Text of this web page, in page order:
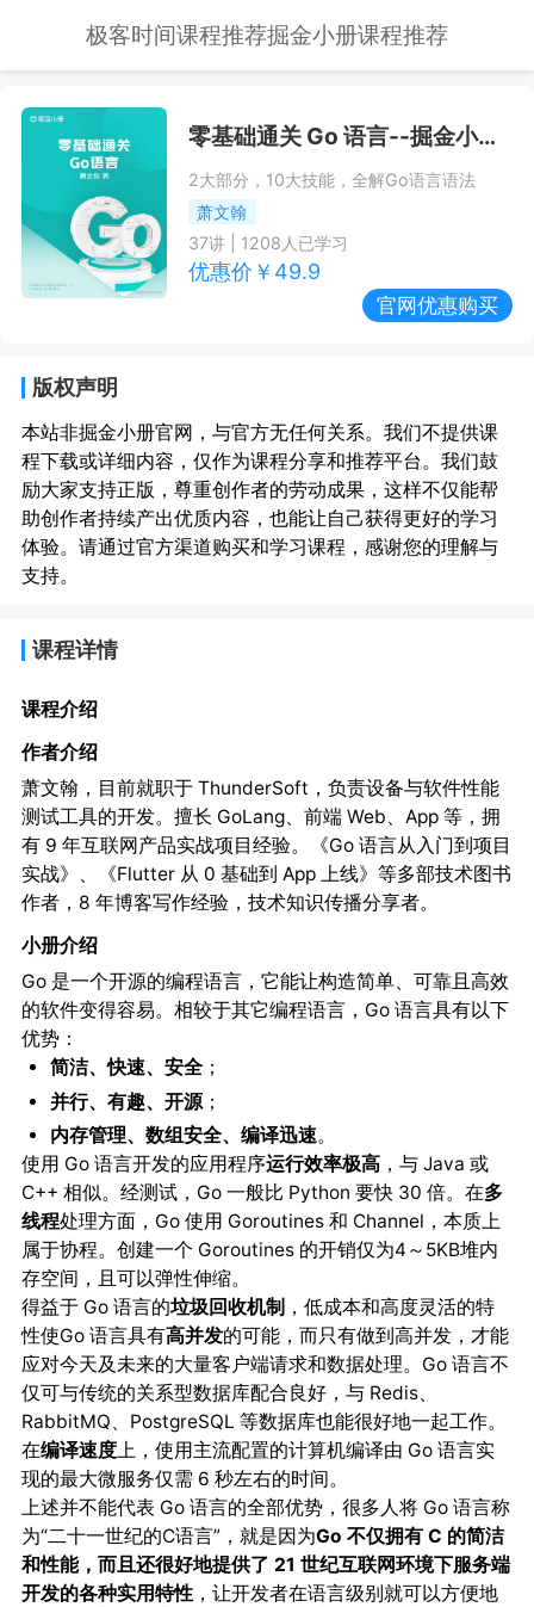
极客时间课程推荐掘金小册课程推荐
零基础通关 Go 语言--掘金小册课程推荐/优惠
2大部分，10大技能，全解Go语言语法
萧文翰
37讲 | 1208 人已学习
优惠价￥ 49.9
官网优惠购买
版权声明
本站非掘金小册官网，与官方无任何关系。我们不提供课
程下载或详细内容，仅作为课程分享和推荐平台。我们鼓
励大家支持正版，尊重创作者的劳动成果，这样不仅能帮
助创作者持续产出优质内容，也能让自己获得更好的学习
体验。请通过官方渠道购买和学习课程，感谢您的理解与
支持。
课程详情
课程介绍
作者介绍
萧文翰，目前就职于 ThunderSoft，负责设备与软件性能
测试工具的开发。擅长 GoLang、前端 Web、App 等，拥
有 9 年互联网产品实战项目经验。《Go 语言从入门到项目
实战》、《Flutter 从 0 基础到 App 上线》等多部技术图书
作者，8 年博客写作经验，技术知识传播分享者。
小册介绍
Go 是一个开源的编程语言，它能让构造简单、可靠且高效
的软件变得容易。相较于其它编程语言，Go 语言具有以下
优势：
简洁、快速、安全；
并行、有趣、开源；
内存管理、数组安全、编译迅速。
使用 Go 语言开发的应用程序运行效率极高，与 Java 或
C++ 相似。经测试，Go 一般比 Python 要快 30 倍。在多
线程处理方面，Go 使用 Goroutines 和 Channel，本质上
属于协程。创建一个 Goroutines 的开销仅为4～5KB堆内
存空间，且可以弹性伸缩。
得益于 Go 语言的垃圾回收机制 ，低成本和高度灵活的特
性使Go 语言具有高并发的可能，而只有做到高并发，才能
应对今天及未来的大量客户端请求和数据处理。Go 语言不
仅可与传统的关系型数据库配合良好，与 Redis、
RabbitMQ、PostgreSQL 等数据库也能很好地一起工作。
在编译速度上，使用主流配置的计算机编译由 Go 语言实
现的最大微服务仅需 6 秒左右的时间。
上述并不能代表 Go 语言的全部优势，很多人将 Go 语言称
为“二十一世纪的C语言”，就是因为Go 不仅拥有 C 的简洁
和性能，而且还很好地提供了 21 世纪互联网环境下服务端
开发的各种实用特性，让开发者在语言级别就可以方便地